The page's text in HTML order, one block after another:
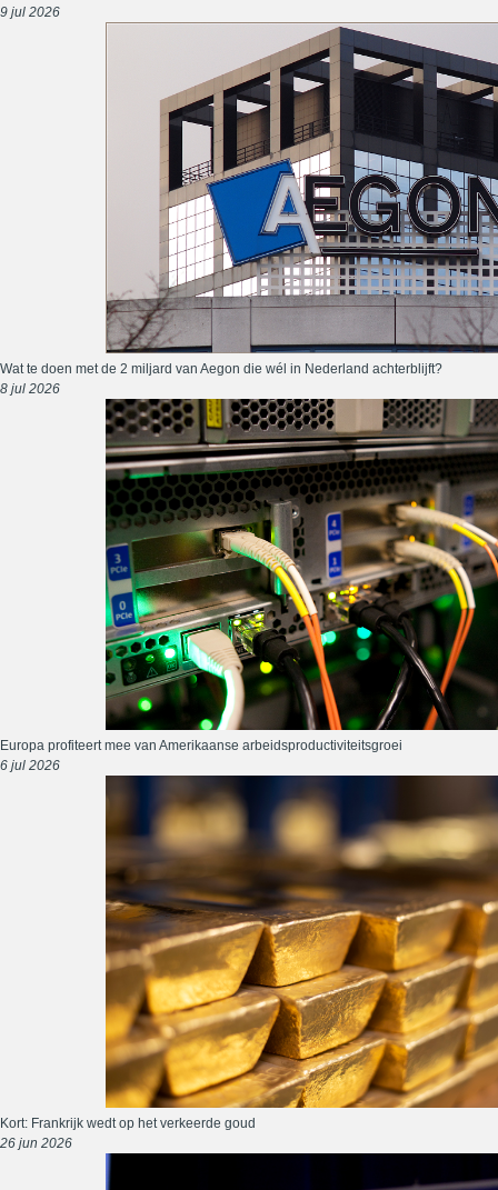
9 jul 2026
Wat te doen met de 2 miljard van Aegon die wél in Nederland achterblijft?
8 jul 2026
Europa profiteert mee van Amerikaanse arbeidsproductiviteitsgroei
6 jul 2026
Kort: Frankrijk wedt op het verkeerde goud
26 jun 2026